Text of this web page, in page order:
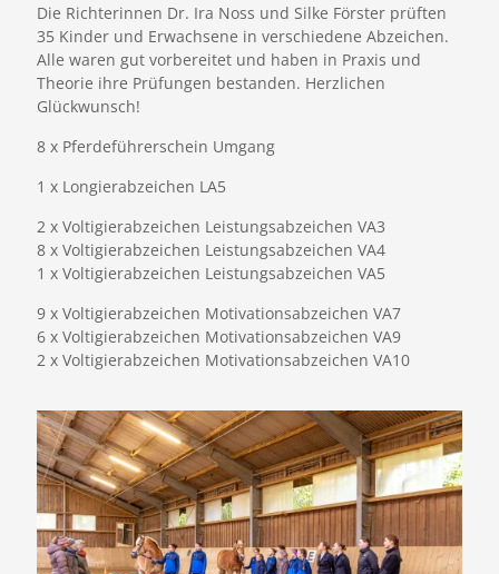
Die Richterinnen Dr. Ira Noss und Silke Förster prüften
35 Kinder und Erwachsene in verschiedene Abzeichen.
Alle waren gut vorbereitet und haben in Praxis und
Theorie ihre Prüfungen bestanden. Herzlichen
Glückwunsch!
8 x Pferdeführerschein Umgang
1 x Longierabzeichen LA5
2 x Voltigierabzeichen Leistungsabzeichen VA3
8 x Voltigierabzeichen Leistungsabzeichen VA4
1 x Voltigierabzeichen Leistungsabzeichen VA5
9 x Voltigierabzeichen Motivationsabzeichen VA7
6 x Voltigierabzeichen Motivationsabzeichen VA9
2 x Voltigierabzeichen Motivationsabzeichen VA10